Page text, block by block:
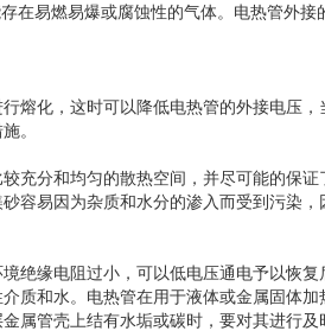
在易燃易爆或腐蚀性的气体。电热管外接
熔化，这时可以降低电热管的外接电压，
。
充分和均匀的散热空间，并尽可能的保证
容易因为杂质和水分的渗入而受到污染
绝缘电阻过小，可以低电压通电予以恢
质和水。电热管在用于液体或金属固体
属管壳上结有水垢或碳时，要对其进行